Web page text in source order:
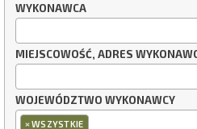
WYKONAWCA
MIEJSCOWOŚĆ, ADRES
WOJEWÓDZTWO WYKONAWCY
×WSZYSTKIE